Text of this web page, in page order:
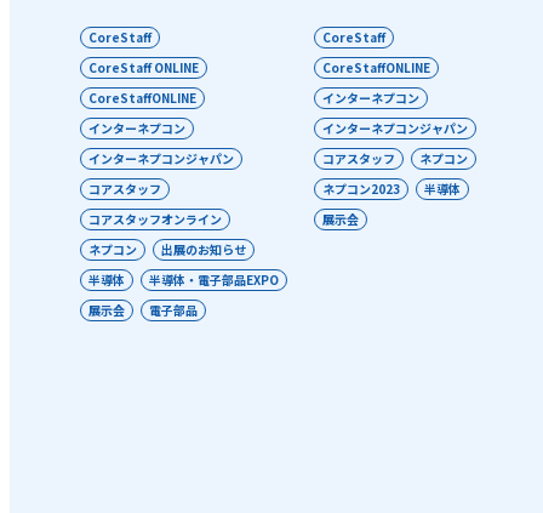
CoreStaff
CoreStaff ONLINE
CoreStaffONLINE
インターネプコン
インターネプコンジャパン
コアスタッフ
コアスタッフオンライン
ネプコン
出展のお知らせ
半導体
半導体・電子部品EXPO
展示会
電子部品
CoreStaff
CoreStaffONLINE
インターネプコン
インターネプコンジャパン
コアスタッフ
ネプコン
ネプコン2023
半導体
展示会